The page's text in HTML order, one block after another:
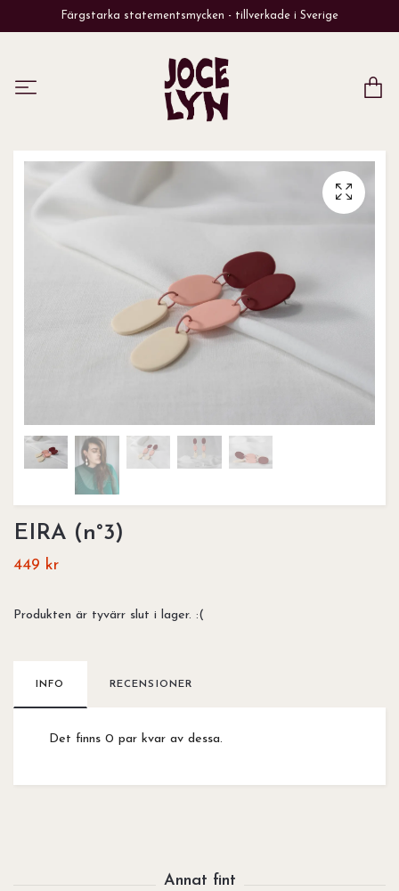
Färgstarka statementsmycken - tillverkade i Sverige
EIRA (n°3)
449 kr
Produkten är tyvärr slut i lager. :(
INFO RECENSIONER
Det finns 0 par kvar av dessa.